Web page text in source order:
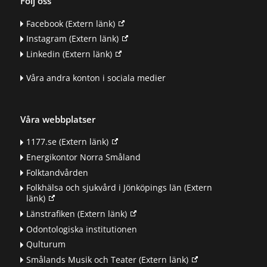
Facebook(Extern länk)
Instagram (Extern länk)
Linkedin (Extern länk)
Våra andra konton i sociala medier
Våra webbplatser
1177.se(Extern länk)
Energikontor Norra Småland
Folktandvården
Folkhälsa och sjukvård i Jönköpings län (Extern
länk)
Länstrafiken (Extern länk)
Odontologiska institutionen
Qulturum
Smålands Musik och Teater(Extern länk)